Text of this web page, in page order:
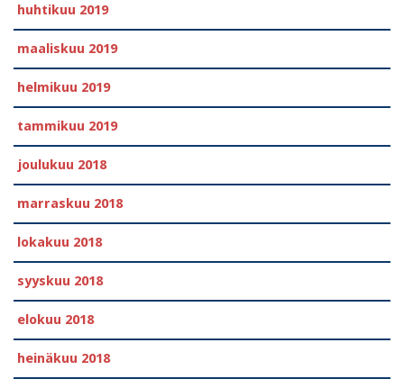
huhtikuu 2019
maaliskuu 2019
helmikuu 2019
tammikuu 2019
joulukuu 2018
marraskuu 2018
lokakuu 2018
syyskuu 2018
elokuu 2018
heinäkuu 2018